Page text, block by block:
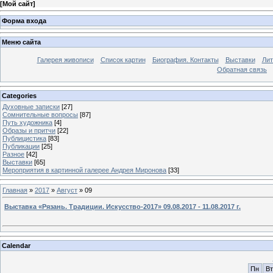
[Мой сайт]
Форма входа
Меню сайта
Галерея живописи Список картин Биография. Контакты Выставки
Обратная связь
Categories
Духовные записки [27]
Сомнительные вопросы [87]
Путь художника [4]
Образы и притчи [22]
Публицистика [83]
Публикации [25]
Разное [42]
Выставки [65]
Мероприятия в картинной галерее Андрея Миронова [33]
Главная » 2017 » Август » 09
Выставка «Рязань. Традиции. Искусство-2017» 09.08.2017 - 11.08.2017 г.
Calendar
Пн
Вт